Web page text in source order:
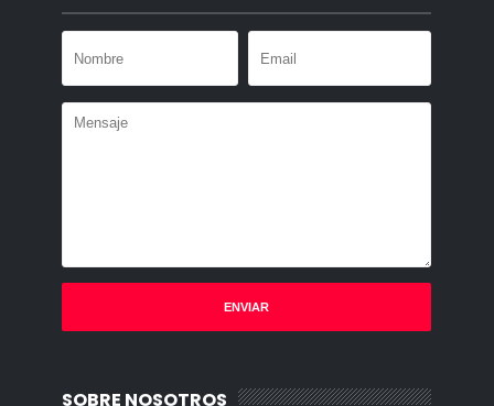
SOBRE NOSOTROS